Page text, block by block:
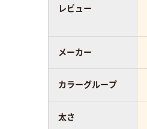
レビュー
メーカー
カラーグループ
太さ